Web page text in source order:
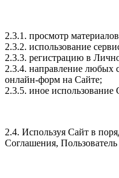
2.3.1. просмотр
2.3.2. использование
2.3.3. регистрацию в
2.3.4. направление любых
онлайн-форм на Сайте;
2.3.5. иное использование
2.4. Используя Сайт в
Соглашения,